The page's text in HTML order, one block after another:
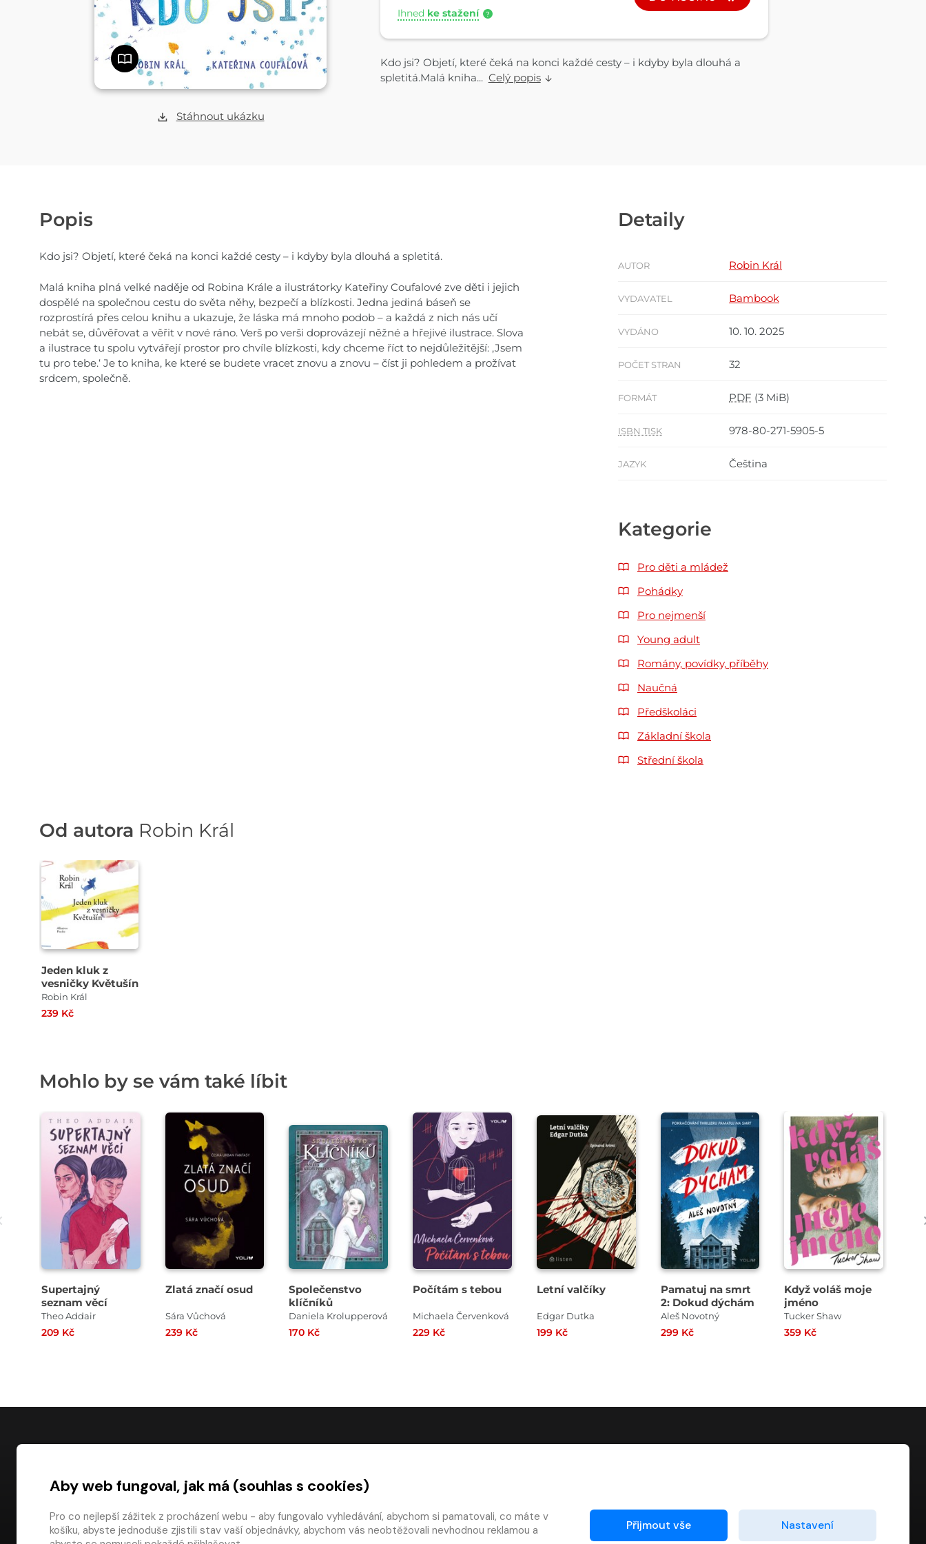
Stáhnout ukázku
Ihned ke stažení ?
Kdo jsi? Objetí, které čeká na konci každé cesty – i kdyby byla dlouhá a
spletitá.Malá kniha... Celý popis
Popis
Kdo jsi? Objetí, které čeká na konci každé cesty – i kdyby byla dlouhá a spletitá.
Malá kniha plná velké naděje od Robina Krále a ilustrátorky Kateřiny Coufalové zve děti i jejich
dospělé na společnou cestu do světa něhy, bezpečí a blízkosti. Jedna jediná báseň se
rozprostírá přes celou knihu a ukazuje, že láska má mnoho podob – a každá z nich nás učí
nebát se, důvěřovat a věřit v nové ráno. Verš po verši doprovázejí něžné a hřejivé ilustrace. Slova
a ilustrace tu spolu vytvářejí prostor pro chvíle blízkosti, kdy chceme říct to nejdůležitější: ,Jsem
tu pro tebe.‘ Je to kniha, ke které se budete vracet znovu a znovu – číst ji pohledem a prožívat
srdcem, společně.
Detaily
AUTOR Robin Král
VYDAVATEL Bambook
VYDÁNO 10. 10. 2025
POČET STRAN 32
FORMÁT PDF (3 MiB)
ISBN TISK 978-80-271-5905-5
JAZYK Čeština
Kategorie
Pro děti a mládež
Pohádky
Pro nejmenší
Young adult
Romány, povídky, příběhy
Naučná
Předškoláci
Základní škola
Střední škola
Od autora Robin Král
Jeden kluk z
vesničky Květušín
Robin Král
239 Kč
Mohlo by se vám také líbit
Supertajný
seznam věcí
Theo Addair
209 Kč
Zlatá značí osud
Sára Vůchová
239 Kč
Společenstvo
klíčníků
Daniela Krolupperová
170 Kč
Počítám s tebou
Michaela Červenková
229 Kč
Letní valčíky
Edgar Dutka
199 Kč
Pamatuj na smrt
2: Dokud dýchám
Aleš Novotný
299 Kč
Když voláš moje
jméno
Tucker Shaw
359 Kč
digiport.cz © 2026
Časté dotazy
Platba
Obchodní podmínky
Kontakty
Články
Aby web fungoval, jak má (souhlas s cookies)
Pro co nejlepší zážitek z procházení webu - aby fungovalo vyhledávání, abychom si pamatovali, co máte v
košíku, abyste jednoduše zjistili stav vaší objednávky, abychom vás neobtěžovali nevhodnou reklamou a
Přijmout vše Nastavení